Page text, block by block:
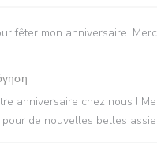
fêter mon anniversaire.
anniversaire chez nous !
de nouvelles belles